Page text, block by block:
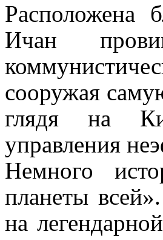
Расположена
Ичан
сооружая
глядя на
управления
Немного
планеты
на